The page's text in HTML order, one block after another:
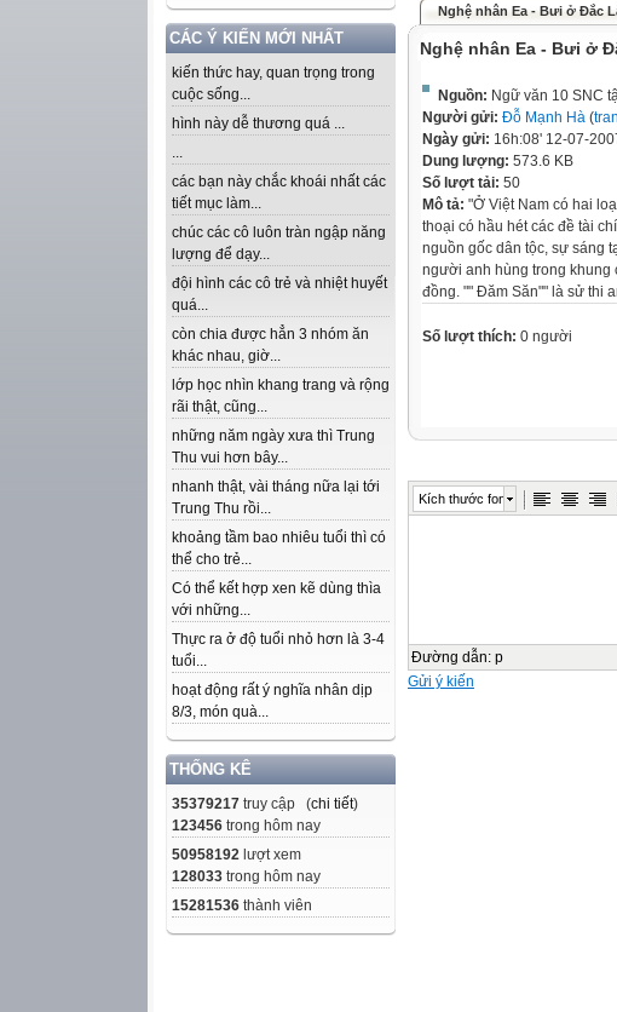
CÁC Ý KIẾN MỚI NHẤT
kiến thức hay, quan trọng trong
cuộc sống...
hình này dễ thương quá ...
...
các bạn này chắc khoái nhất các
tiết mục làm...
chúc các cô luôn tràn ngập năng
lượng để dạy...
đội hình các cô trẻ và nhiệt huyết
quá...
còn chia được hẳn 3 nhóm ăn
khác nhau, giờ...
lớp học nhìn khang trang và rộng
rãi thật, cũng...
những năm ngày xưa thì Trung
Thu vui hơn bây...
nhanh thật, vài tháng nữa lại tới
Trung Thu rồi...
khoảng tầm bao nhiêu tuổi thì có
thể cho trẻ...
Có thể kết hợp xen kẽ dùng thìa
với những...
Thực ra ở độ tuổi nhỏ hơn là 3-4
tuổi...
hoạt động rất ý nghĩa nhân dịp
8/3, món quà...
THỐNG KÊ
35379217 truy cập (chi tiết)
123456 trong hôm nay
50958192 lượt xem
128033 trong hôm nay
15281536 thành viên
Nghệ nhân Ea - Bưi ở Đắc
Nghệ nhân Ea - Bưi ở
Nguồn: Ngữ văn 10 SNC
Người gửi: Đỗ Mạnh Hà (
Ngày gửi: 16h:08' 12-07-
Dung lượng: 573.6 KB
Số lượt tải: 50
Mô tả: "Ở Việt Nam có hai
thoại có hầu hét các đề tài
nguồn gốc dân tộc, sự sáng
người anh hùng trong khung
đồng. "" Đăm Săn"" là sử thi
Số lượt thích: 0 người
Kích thước font
Đường dẫn: p
Gửi ý kiến